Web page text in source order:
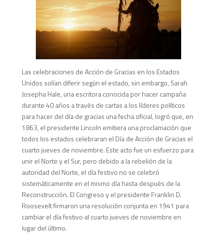
Las celebraciones de Acción de Gracias en los Estados
Unidos solían diferir según el estado, sin embargo, Sarah
Josepha Hale, una escritora conocida por hacer campaña
durante 40 años a través de cartas a los líderes políticos
para hacer del día de gracias una fecha oficial, logró que, en
1863, el presidente Lincoln emitiera una proclamación que
todos los estados celebraran el Día de Acción de Gracias el
cuarto jueves de noviembre. Este acto fue un esfuerzo para
unir el Norte y el Sur, pero debido a la rebelión de la
autoridad del Norte, el día festivo no se celebró
sistemáticamente en el mismo día hasta después de la
Reconstrucción. El Congreso y el presidente Franklin D.
Roosevelt firmaron una resolución conjunta en 1941 para
cambiar el día festivo al cuarto jueves de noviembre en
lugar del último.